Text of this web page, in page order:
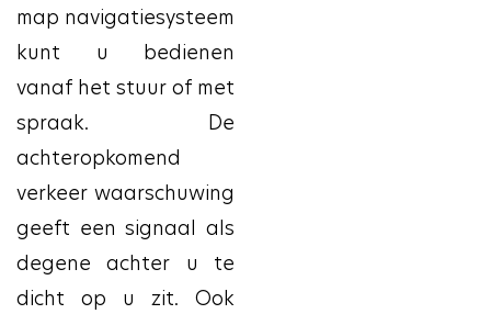
map navigatiesysteem
kunt u bedienen
vanaf het stuur of met
spraak. De
achteropkomend
verkeer waarschuwing
geeft een signaal als
degene achter u te
dicht op u zit. Ook